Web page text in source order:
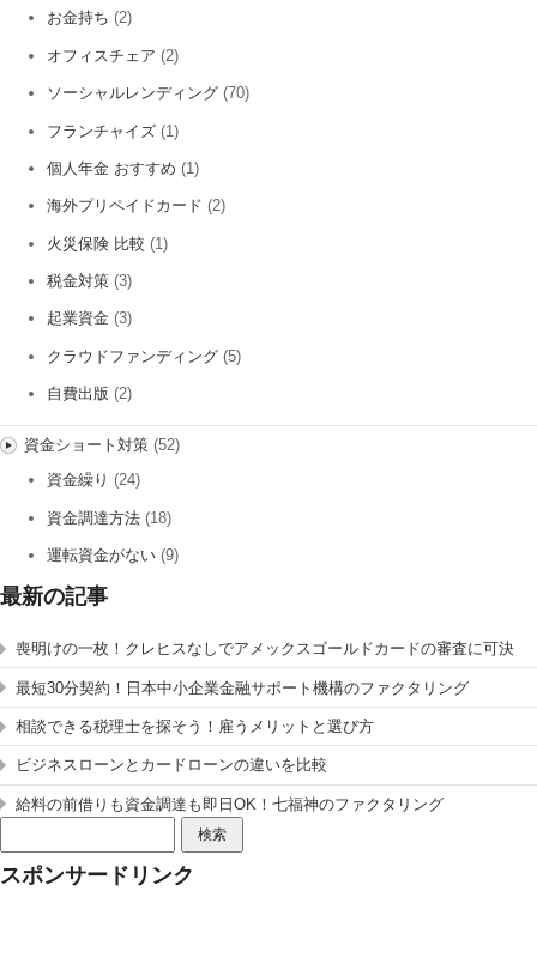
お金持ち (2)
オフィスチェア (2)
ソーシャルレンディング (70)
フランチャイズ (1)
個人年金 おすすめ (1)
海外プリペイドカード (2)
火災保険 比較 (1)
税金対策 (3)
起業資金 (3)
クラウドファンディング (5)
自費出版 (2)
資金ショート対策(52)
資金繰り (24)
資金調達方法 (18)
運転資金がない (9)
最新の記事
喪明けの一枚！クレヒスなしでアメックスゴールドカードの審査に可決
最短30分契約！日本中小企業金融サポート機構のファクタリング
相談できる税理士を探そう！雇うメリットと選び方
ビジネスローンとカードローンの違いを比較
給料の前借りも資金調達も即日OK！七福神のファクタリング
索:
スポンサードリンク